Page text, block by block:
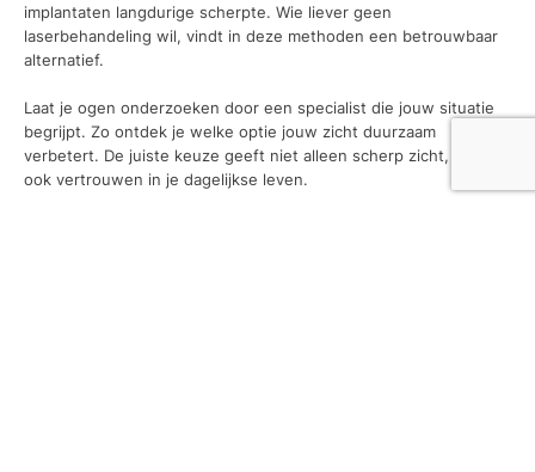
implantaten langdurige scherpte. Wie liever geen
laserbehandeling wil, vindt in deze methoden een betrouwbaar
alternatief.
Laat je ogen onderzoeken door een specialist die jouw situatie
begrijpt. Zo ontdek je welke optie jouw zicht duurzaam
verbetert. De juiste keuze geeft niet alleen scherp zicht, maar
ook vertrouwen in je dagelijkse leven.